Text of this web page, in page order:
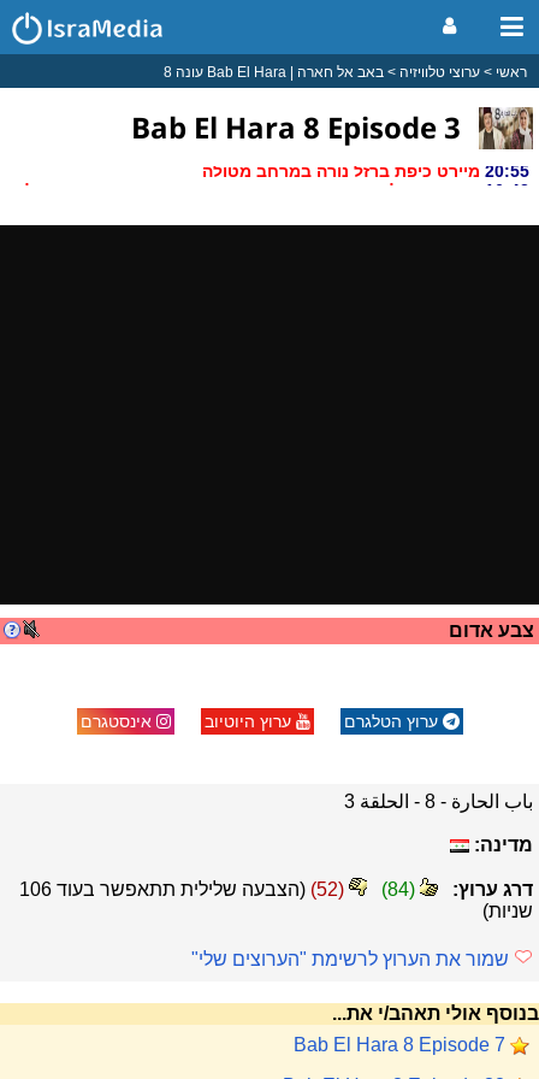
ראשי ערוצי טלוויזיה באב אל חארה | Bab El Hara עונה 8
Bab El Hara 8 Episode 3
צבע אדום
ערוץ הטלגרם ערוץ היוטיוב אינסטגרם
باب الحارة - 8 - الحلقة 3
מדינה:
דרג ערוץ: (
84
)
(
52
) (הצבעה שלילית תתאפשר בעוד 106
שניות)
שמור את הערוץ לרשימת "הערוצים שלי"
בנוסף אולי תאהב/י את...
Bab El Hara 8 Episode 7